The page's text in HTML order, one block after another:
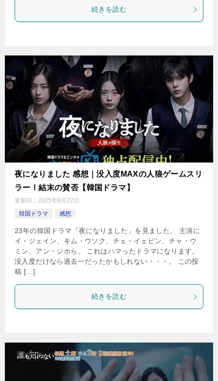
続きを読む
夜になりました 感想｜没入度MAXの人狼ゲームスリ
ラー！結末の賛否【韓国ドラマ】
更新日： 2025年8月22日
韓国ドラマ
感想
23年の韓国ドラマ「夜になりました」を見ました。 主演に
イ・ジェイン、キム・ウソク、チェ・イェビン、チャ・ウ
ミン、アン・ジホら。 これはハマったドラマになります。
没入度だけなら過去一だったかもしれない・・・。 この投
稿 […]
続きを読む